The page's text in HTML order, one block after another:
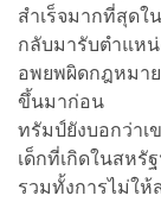
สำเร็จมากที่สุดใ
กลับมารับตำแห
อพยพผิดกฎหมาย
ขึ้นมาก่อน
ทรัมป์ยังบอกว่าเ
เด็กที่เกิดในสหรั
รวมทั้งการไม่ใ